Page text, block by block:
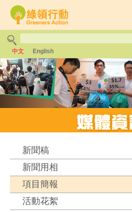
中文 English
新聞稿
新聞用相
項目簡報
活動花絮